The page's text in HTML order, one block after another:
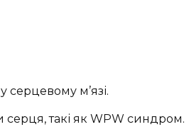
серцевому м’язі.
серця, такі як WPW синдром.